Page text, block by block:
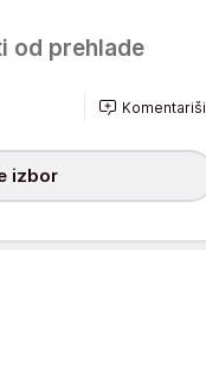
od prehlade
Komentariši
izbor